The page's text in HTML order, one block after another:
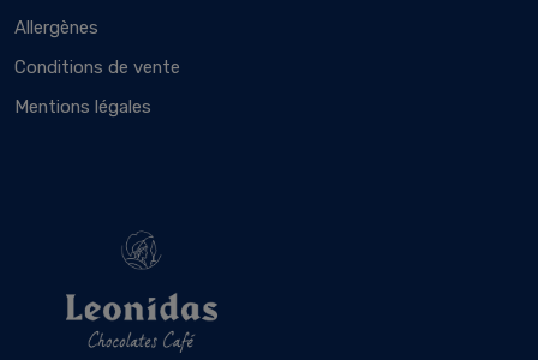
Allergènes
Conditions de vente
Mentions légales